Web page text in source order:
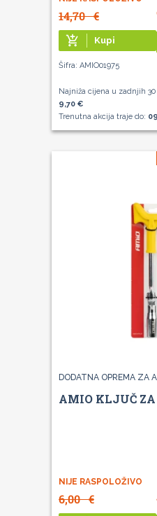
14,70€
add_shopping_cart Kupi
Šifra: AMIO01975
Najniža cijena u zadnjih 30
9,70 €
Trenutna akcija traje do:
DODATNA OPREMA ZA
AMIO KLJUČ ZA
NIJE RASPOLOŽIVO
6,00€